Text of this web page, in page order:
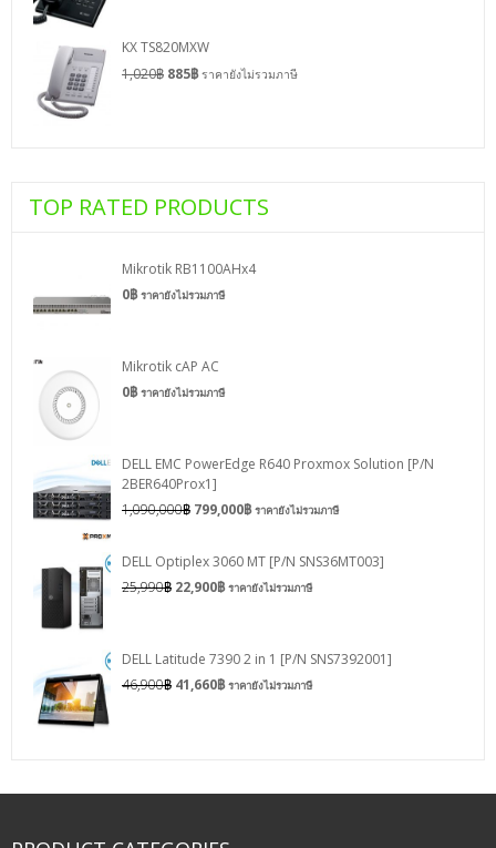
KX TS820MXW
1,020฿ 885฿ ราคายังไม่รวมภาษี
TOP RATED PRODUCTS
Mikrotik RB1100AHx4
0฿ ราคายังไม่รวมภาษี
Mikrotik cAP AC
0฿ ราคายังไม่รวมภาษี
DELL EMC PowerEdge R640 Proxmox Solution [P/N
2BER640Prox1]
1,090,000฿ 799,000฿ ราคายังไม่รวมภาษี
DELL Optiplex 3060 MT [P/N SNS36MT003]
25,990฿ 22,900฿ ราคายังไม่รวมภาษี
DELL Latitude 7390 2 in 1 [P/N SNS7392001]
46,900฿ 41,660฿ ราคายังไม่รวมภาษี